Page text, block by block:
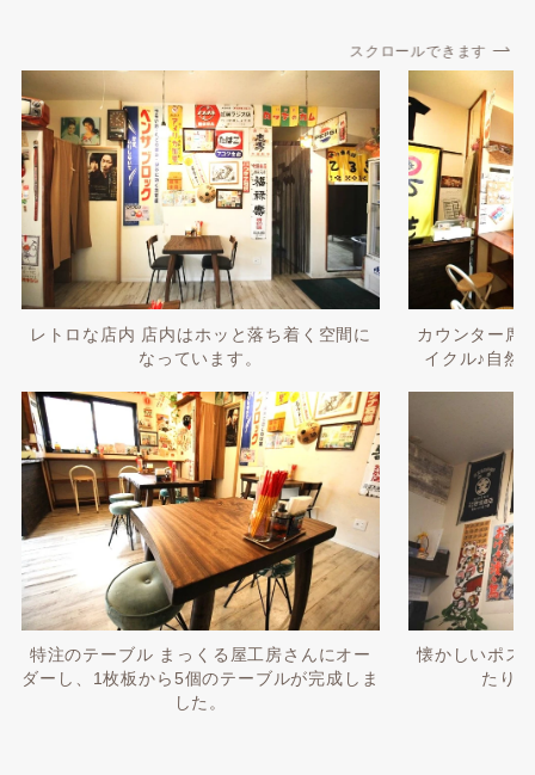
スクロールできます
レトロな店内 店内はホッと落ち着く空間に
なっています。
特注のテーブル まっくる屋工房さんにオー
ダーし、1枚板から5個のテーブルが完成しま
した。
カウンター席
イクル♪自然
懐かしいポス
たり